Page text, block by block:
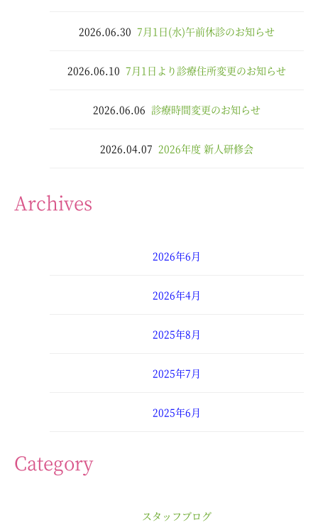
2026.06.30 7月1日(水)午前休診のお知らせ
2026.06.10 7月1日より診療住所変更のお知らせ
2026.06.06 診療時間変更のお知らせ
2026.04.07 2026年度 新人研修会
Archives
2026年6月
2026年4月
2025年8月
2025年7月
2025年6月
Category
スタッフブログ